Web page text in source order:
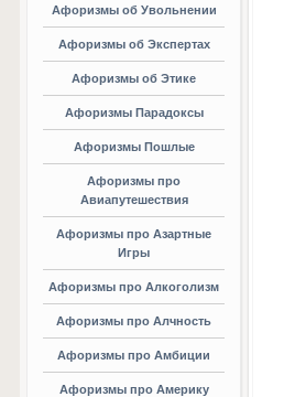
Афоризмы об Увольнении
Афоризмы об Экспертах
Афоризмы об Этике
Афоризмы Парадоксы
Афоризмы Пошлые
Афоризмы про
Авиапутешествия
Афоризмы про Азартные
Игры
Афоризмы про Алкоголизм
Афоризмы про Алчность
Афоризмы про Амбиции
Афоризмы про Америку